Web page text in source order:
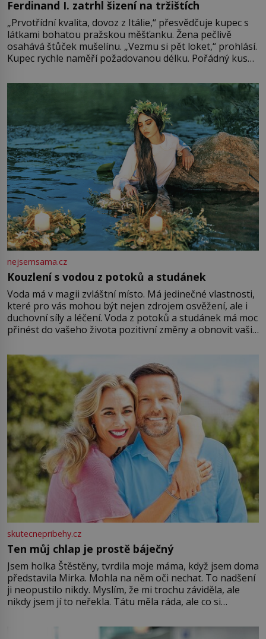
Ferdinand I. zatrhl šizení na tržištích
„Prvotřídní kvalita, dovoz z Itálie,“ přesvědčuje kupec s
látkami bohatou pražskou měšťanku. Žena pečlivě
osahává štůček mušelínu. „Vezmu si pět loket,“ prohlásí.
Kupec rychle naměří požadovanou délku. Pořádný kus
milostpaní. Stačí jenom na sukni,“ zhodnotí švadlena
množství růžového mušelínu. „Ošidili vás, podívejte.“
Vezme do ruky dřevěnou
nejsemsama.cz
Kouzlení s vodou z potoků a studánek
Voda má v magii zvláštní místo. Má jedinečné vlastnosti,
které pro vás mohou být nejen zdrojem osvěžení, ale i
duchovní síly a léčení. Voda z potoků a studánek má moc
přinést do vašeho života pozitivní změny a obnovit vaši
můžete obohatit své rituály a přinést do svého života
větší harmonii a klid. Je důležité
skutecnepribehy.cz
Ten můj chlap je prostě báječný
Jsem holka Štěstěny, tvrdila moje máma, když jsem doma
představila Mirka. Mohla na něm oči nechat. To nadšení
ji neopustilo nikdy. Myslím, že mi trochu záviděla, ale
nikdy jsem jí to neřekla. Tátu měla ráda, ale co si
Jsme spolu moc rádi Tehdy byla jiná doba, když